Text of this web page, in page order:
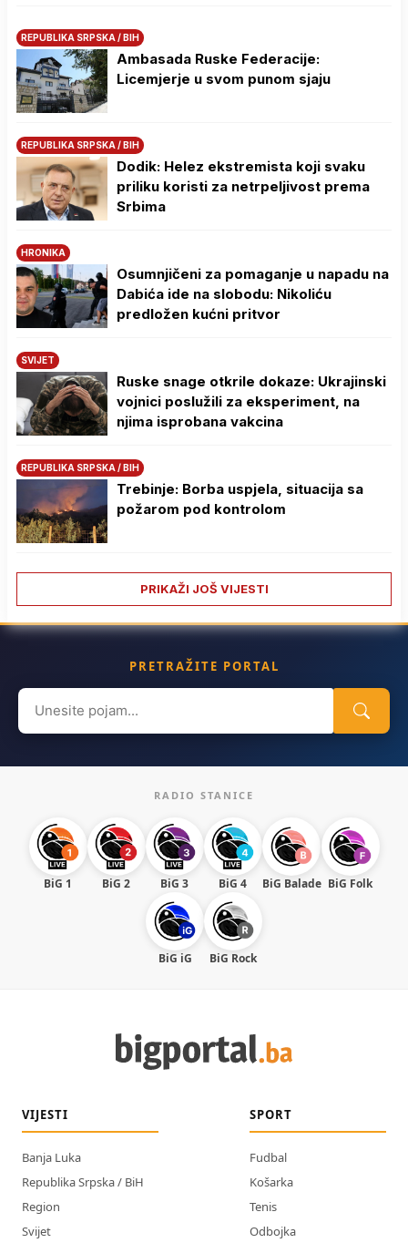
REPUBLIKA SRPSKA / BIH
Ambasada Ruske Federacije:
Licemjerje u svom punom sjaju
REPUBLIKA SRPSKA / BIH
Dodik: Helez ekstremista koji svaku
priliku koristi za netrpeljivost prema
Srbima
HRONIKA
Osumnjičeni za pomaganje u napadu na
Dabića ide na slobodu: Nikoliću
predložen kućni pritvor
SVIJET
Ruske snage otkrile dokaze: Ukrajinski
vojnici poslužili za eksperiment, na
njima isprobana vakcina
REPUBLIKA SRPSKA / BIH
Trebinje: Borba uspjela, situacija sa
požarom pod kontrolom
PRIKAŽI JOŠ VIJESTI
PRETRAŽITE PORTAL
Search
for:
RADIO STANICE
BiG 1 BiG 2 BiG 3 BiG 4 BiG Balade BiG Folk
BiG iG BiG Rock
VIJESTI
Banja Luka
Republika Srpska / BiH
Region
Svijet
SPORT
Fudbal
Košarka
Tenis
Odbojka